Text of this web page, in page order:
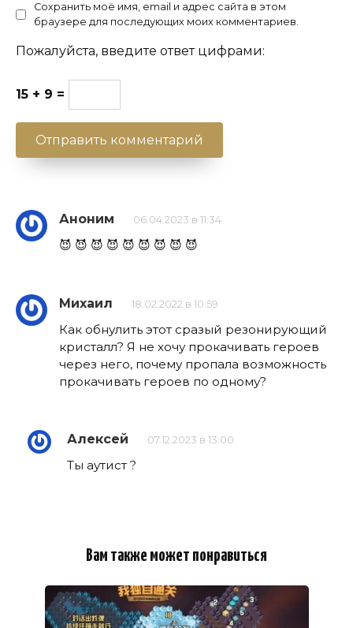
Сохранить моё имя, email и адрес сайта в этом
браузере для последующих моих комментариев.
Пожалуйста, введите ответ цифрами:
15 + 9 =
Аноним 06.04.2023 в 11:34
😈 😈 😈 😈 😈 😈 😈 😈 😈
Михаил 18.02.2022 в 10:59
Как обнулить этот сразый резонирующий
кристалл? Я не хочу прокачивать героев
через него, почему пропала возможность
прокачивать героев по одному?
Алексей 07.12.2023 в 13:00
Ты аутист ?
Вам также может понравиться